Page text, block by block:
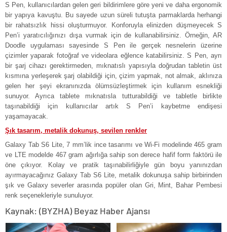
S Pen, kullanıcılardan gelen geri bildirimlere göre yeni ve daha ergonomik
bir yapıya kavuştu. Bu sayede uzun süreli tutuşta parmaklarda herhangi
bir rahatsızlık hissi oluşturmuyor. Konforuyla elinizden düşmeyecek S
Pen’i yaratıcılığınızı dışa vurmak için de kullanabilirsiniz. Örneğin, AR
Doodle uygulaması sayesinde S Pen ile gerçek nesnelerin üzerine
çizimler yaparak fotoğraf ve videolara eğlence katabilirsiniz. S Pen, ayrı
bir şarj cihazı gerektirmeden, mıknatıslı yapısıyla doğrudan tabletin üst
kısmına yerleşerek şarj olabildiği için, çizim yapmak, not almak, aklınıza
gelen her şeyi ekranınızda ölümsüzleştirmek için kullanım esnekliği
sunuyor. Ayrıca tablete mıknatısla tutturabildiği ve tabletle birlikte
taşınabildiği için kullanıcılar artık S Pen’i kaybetme endişesi
yaşamayacak.
Şık tasarım, metalik dokunuş, sevilen renkler
Galaxy Tab S6 Lite, 7 mm’lik ince tasarımı ve Wi-Fi modelinde 465 gram
ve LTE modelde 467 gram ağırlığa sahip son derece hafif form faktörü ile
öne çıkıyor. Kolay ve pratik taşınabilirliğiyle gün boyu yanınızdan
ayırmayacağınız Galaxy Tab S6 Lite, metalik dokunuşa sahip birbirinden
şık ve Galaxy severler arasında popüler olan Gri, Mint, Bahar Pembesi
renk seçenekleriyle sunuluyor.
Kaynak: (BYZHA) Beyaz Haber Ajansı